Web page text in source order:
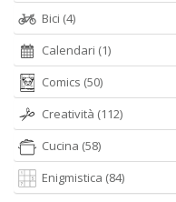
Bici (4)
Calendari (1)
Comics (50)
Creatività (112)
Cucina (58)
Enigmistica (84)